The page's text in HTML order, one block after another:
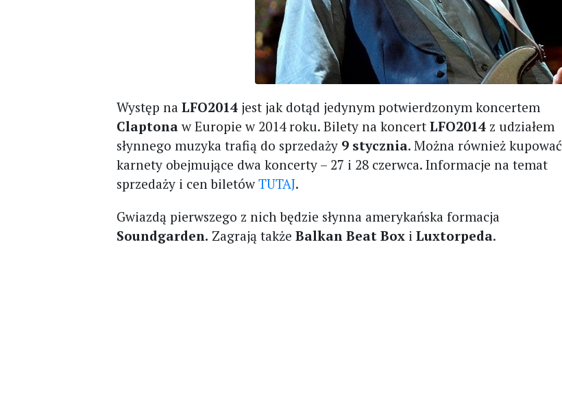
Występ naLFO2014 jest jak dotąd jedynym potwierdzonym koncertem
Claptonaw Europie w 2014 roku. Bilety na koncertLFO2014 z udziałem
słynnego muzyka trafią do sprzedaży 9 stycznia. Można również kupować
karnety obejmujące dwa koncerty – 27 i 28 czerwca. Informacje na temat
sprzedaży i cen biletówTUTAJ.
Gwiazdą pierwszego z nich będzie słynna amerykańska formacja
Soundgarden. Zagrają takżeBalkan Beat Box iLuxtorpeda.